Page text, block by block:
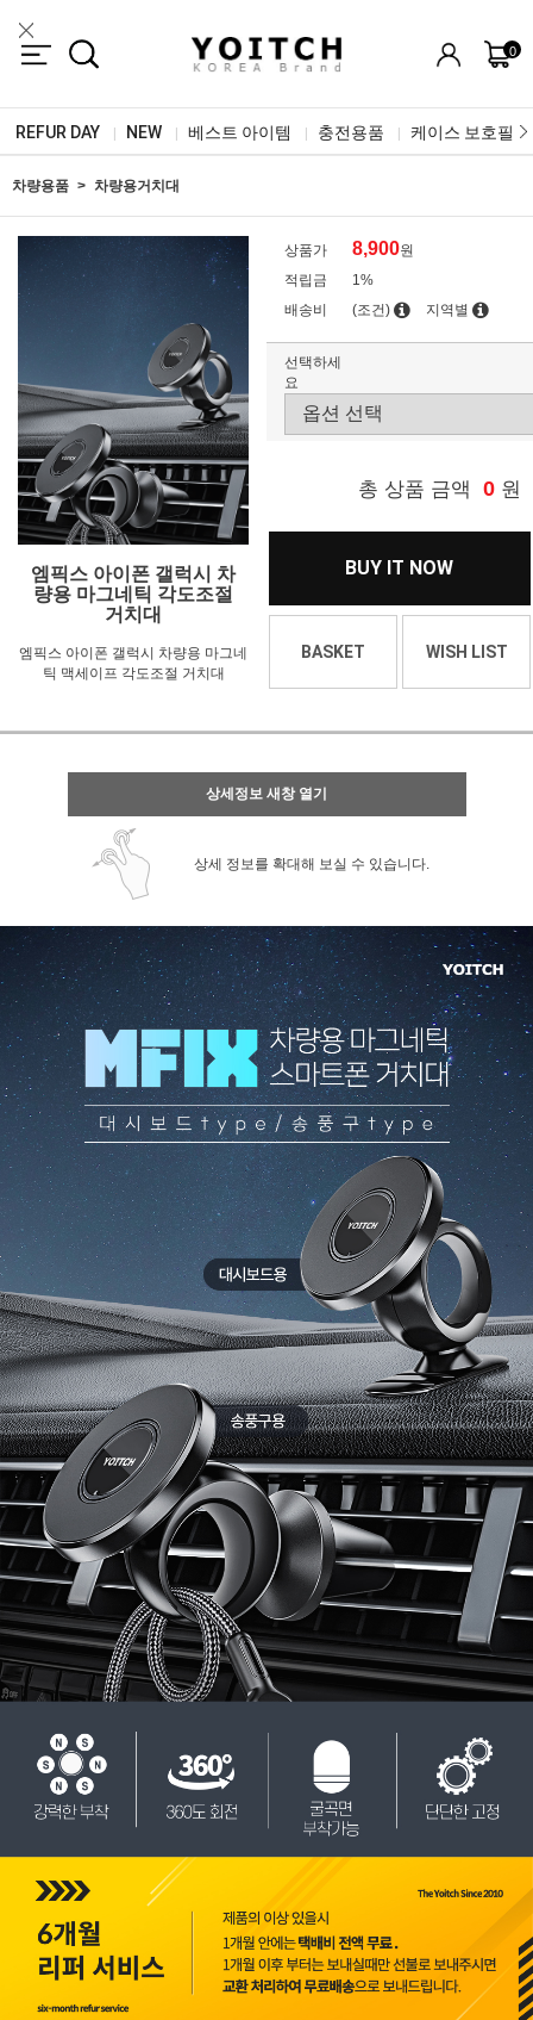
0
REFUR DAY NEW 베스트 아이템 충전용품 케이스 보호필름
차량용품 차량용거치대
엠픽스 아이폰 갤럭시 차
량용 마그네틱 각도조절
거치대
엠픽스 아이폰 갤럭시 차량용 마그네
틱 맥세이프 각도조절 거치대
상품가 8,900원
적립금
1%
배송비
(조건) 지역별
선택하세
요
총 상품 금액 0 원
BUY IT NOW
BASKET WISH LIST
상세정보 새창 열기
상세 정보를 확대해 보실 수 있습니다.